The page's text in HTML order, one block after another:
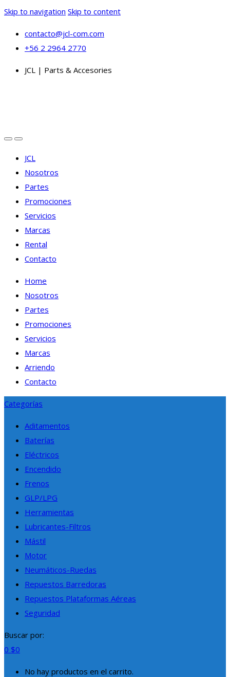
Skip to navigation Skip to content
contacto@jcl-com.com
+56 2 2964 2770
JCL | Parts & Accesories
JCL
Nosotros
Partes
Promociones
Servicios
Marcas
Rental
Contacto
Home
Nosotros
Partes
Promociones
Servicios
Marcas
Arriendo
Contacto
Categorías
Aditamentos
Baterías
Eléctricos
Encendido
Frenos
GLP/LPG
Herramientas
Lubricantes-Filtros
Mástil
Motor
Neumáticos-Ruedas
Repuestos Barredoras
Repuestos Plataformas Aéreas
Seguridad
Buscar por:
0 $0
No hay productos en el carrito.